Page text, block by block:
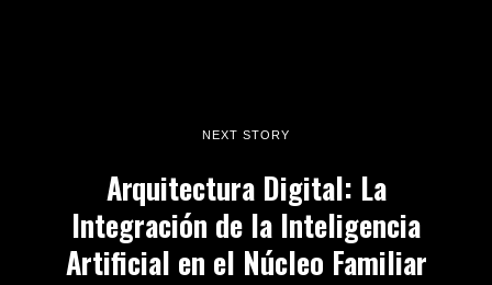
NEXT STORY
Arquitectura Digital: La
Integración de la Inteligencia
Artificial en el Núcleo Familiar